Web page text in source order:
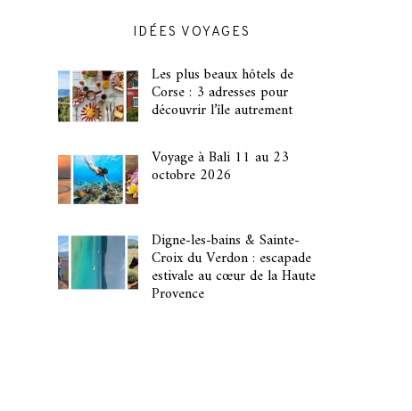
IDÉES VOYAGES
Les plus beaux hôtels de
Corse : 3 adresses pour
découvrir l’île autrement
Voyage à Bali 11 au 23
octobre 2026
Digne-les-bains & Sainte-
Croix du Verdon : escapade
estivale au cœur de la Haute
Provence